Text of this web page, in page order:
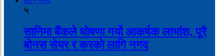
५
सानिमा बैंकले घोषणा गर्यो आकर्षक लाभांश, पूरै
बोनस सेयर र करको लागि नगद